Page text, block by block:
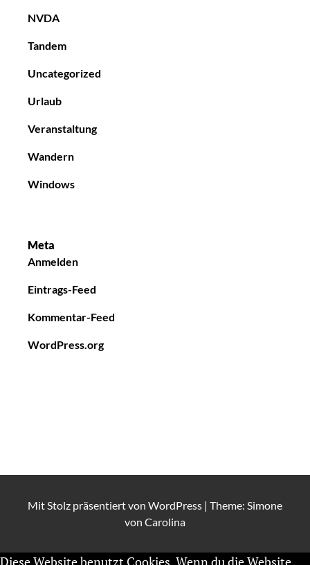
NVDA
Tandem
Uncategorized
Urlaub
Veranstaltung
Wandern
Windows
Meta
Anmelden
Eintrags-Feed
Kommentar-Feed
WordPress.org
Mit Stolz präsentiert von WordPress | Theme: Simone
von Carolina
Diese Website benutzt Cookies. Wenn du die Website